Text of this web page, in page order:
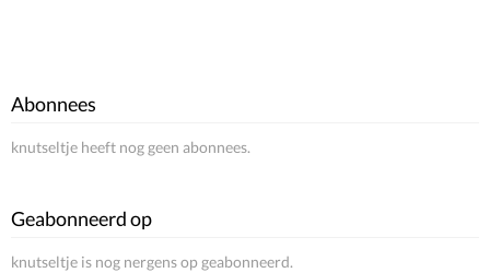
Abonnees
knutseltje heeft nog geen abonnees.
Geabonneerd op
knutseltje is nog nergens op geabonneerd.